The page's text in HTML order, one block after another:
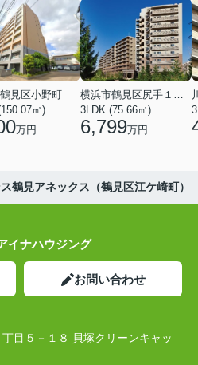
見区小野町
㎡)
万円
3LDK (75.66㎡)
6,799万円
鶴見アネックス（鶴見区江ケ崎町）
イナハウジング
お問い合わせ
目５－１８ 貝塚クリーンキャッ